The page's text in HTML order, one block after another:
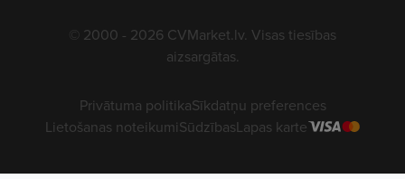
© 2000 - 2026 CVMarket.lv. Visas tiesības
aizsargātas.
Privātuma politikaSīkdatņu preferences
Lietošanas noteikumiSūdzībasLapas karte